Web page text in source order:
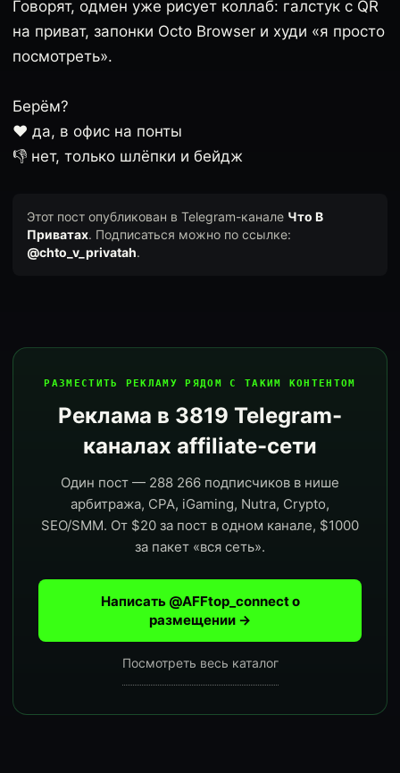
Говорят, одмен уже рисует коллаб: галстук с QR
на приват, запонки Octo Browser и худи «я просто
посмотреть».
Берём?
❤️ да, в офис на понты
👎 нет, только шлёпки и бейдж
Этот пост опубликован в Telegram-канале Что В
Приватах. Подписаться можно по ссылке:
@chto_v_privatah.
РАЗМЕСТИТЬ РЕКЛАМУ РЯДОМ С ТАКИМ КОНТЕНТОМ
Реклама в 3819 Telegram-
каналах affiliate-сети
Один пост — 288 266 подписчиков в нише
арбитража, CPA, iGaming, Nutra, Crypto,
SEO/SMM. От $20 за пост в одном канале, $1000
за пакет «вся сеть».
Написать @AFFtop_connect о
размещении →
Посмотреть весь каталог